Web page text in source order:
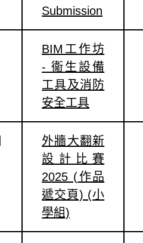
Submission
BIM工作坊
- 衞生設備
工具及消防
安全工具
外牆大翻新
設計比賽
2025 (作品
遞交頁) (小
學組)